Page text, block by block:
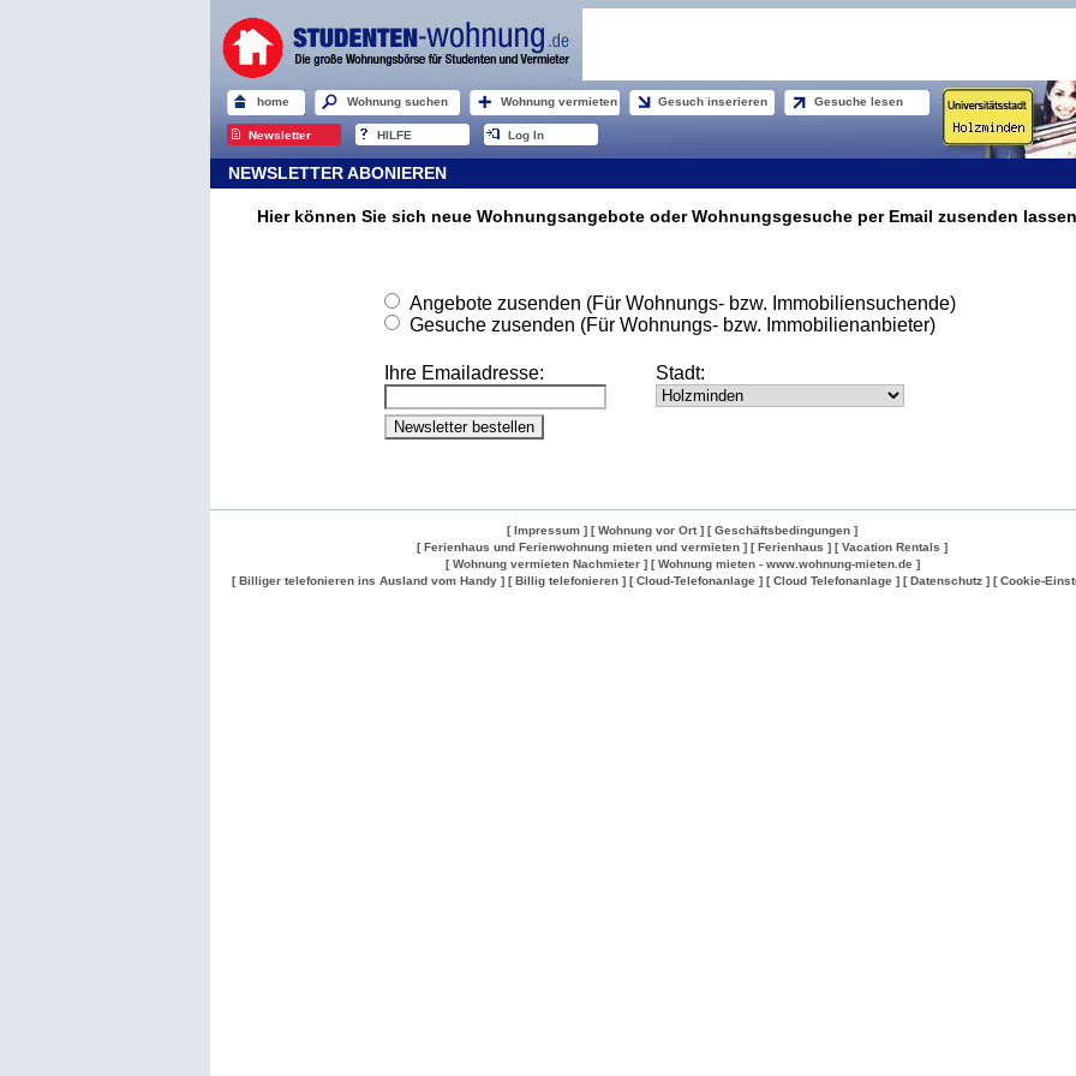
home Wohnung suchen Wohnung vermieten Gesuch inserieren Gesuche lesen
Newsletter HILFE Log In
NEWSLETTER ABONIEREN
Hier können Sie sich neue Wohnungsangebote oder Wohnungsgesuche per Email zusenden
Angebote zusenden (Für Wohnungs- bzw. Immobiliensuchende)
Gesuche zusenden (Für Wohnungs- bzw. Immobilienanbieter)
Ihre Emailadresse: Stadt:
[ Impressum ] [ Wohnung vor Ort ] [ Geschäftsbedingungen ]
[ Ferienhaus und Ferienwohnung mieten und vermieten ] [ Ferienhaus ] [ Vacation Rentals ]
[ Wohnung vermieten Nachmieter ] [ Wohnung mieten - www.wohnung-mieten.de ]
[ Billiger telefonieren ins Ausland vom Handy ] [ Billig telefonieren ] [ Cloud-Telefonanlage ] [ Cloud Telefonanlage ] [ Datenschutz ] [ Cookie-